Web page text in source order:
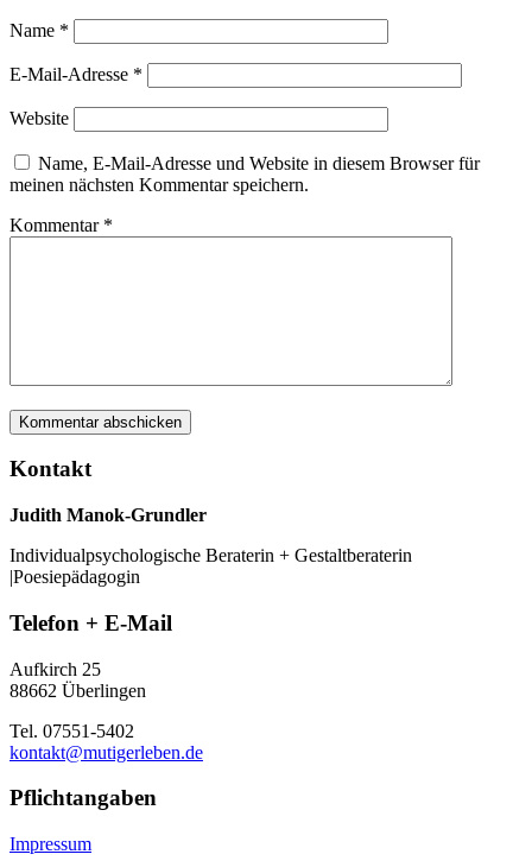
Name *
E-Mail-Adresse *
Website
Name, E-Mail-Adresse und Website in diesem Browser für
meinen nächsten Kommentar speichern.
Kommentar *
Kontakt
Judith Manok-Grundler
Individualpsychologische Beraterin + Gestaltberaterin
|Poesiepädagogin
Telefon + E-Mail
Aufkirch 25
88662 Überlingen
Tel. 07551-5402
kontakt@mutigerleben.de
Pflichtangaben
Impressum